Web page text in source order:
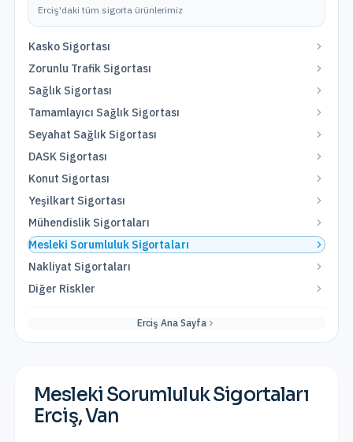
Erciş'daki tüm sigorta ürünlerimiz
Kasko Sigortası
Zorunlu Trafik Sigortası
Sağlık Sigortası
Tamamlayıcı Sağlık Sigortası
Seyahat Sağlık Sigortası
DASK Sigortası
Konut Sigortası
Yeşilkart Sigortası
Mühendislik Sigortaları
Mesleki Sorumluluk Sigortaları
Nakliyat Sigortaları
Diğer Riskler
Erciş Ana Sayfa
Mesleki Sorumluluk Sigortaları
Erciş,Van